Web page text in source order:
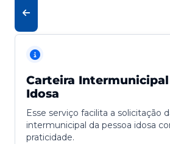
Carteira Intermunicipal
Idosa
Esse serviço facilita a solicitação
intermunicipal da pessoa idosa
praticidade.